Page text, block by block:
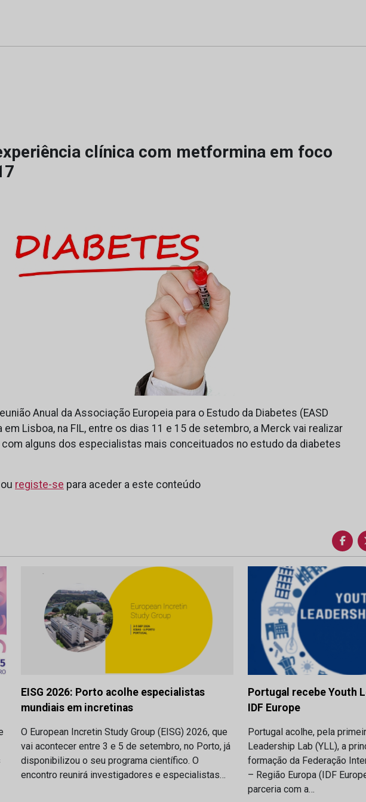
clínica com metformina em foco
Anual da Associação Europeia para o Estudo da Diabetes (EASD
Lisboa, na FIL, entre os dias 11 e 15 de setembro, a Merck vai realizar
com alguns dos especialistas mais conceituados no estudo da diabetes
ou registe-se para aceder a este conteúdo
EISG 2026: Porto acolhe especialistas
mundiais em incretinas
O European Incretin Study Group (EISG) 2026, que
vai acontecer entre 3 e 5 de setembro, no Porto, já
disponibilizou o seu programa científico. O
encontro reunirá investigadores e especialistas…
Portugal recebe Youth
IDF Europe
Portugal acolhe, pela
Leadership Lab (YLL), a
formação da Federação
– Região Europa (IDF
parceria com a…